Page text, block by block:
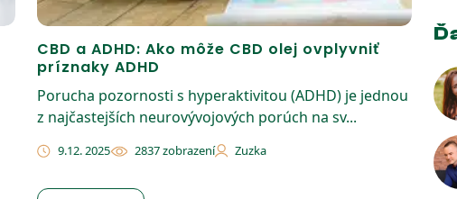
CBD a ADHD: Ako môže CBD olej ovplyvniť
príznaky ADHD
Porucha pozornosti s hyperaktivitou (ADHD) je jednou
z najčastejších neurovývojových porúch na sv...
9.12. 2025 2837 zobrazení Zuzka